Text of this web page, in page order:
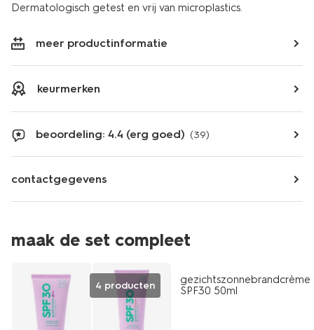
Dermatologisch getest en vrij van microplastics.
meer productinformatie
keurmerken
beoordeling: 4.4 (erg goed) (39)
contactgegevens
maak de set compleet
4 producten
2e halve prijs
met je HEMA pas
SPF30 50ml